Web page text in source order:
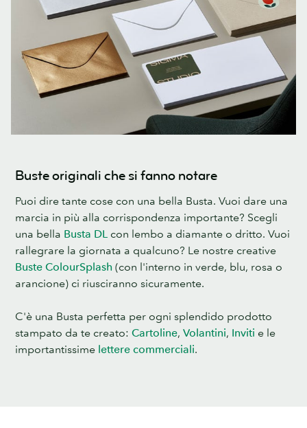
Buste originali che si fanno notare
Puoi dire tante cose con una bella Busta. Vuoi dare una
marcia in più alla corrispondenza importante? Scegli
una bella Busta DL con lembo a diamante o dritto. Vuoi
rallegrare la giornata a qualcuno? Le nostre creative
Buste ColourSplash (con l'interno in verde, blu, rosa o
arancione) ci riusciranno sicuramente.
C'è una Busta perfetta per ogni splendido prodotto
stampato da te creato: Cartoline, Volantini, Inviti e le
importantissime lettere commerciali.